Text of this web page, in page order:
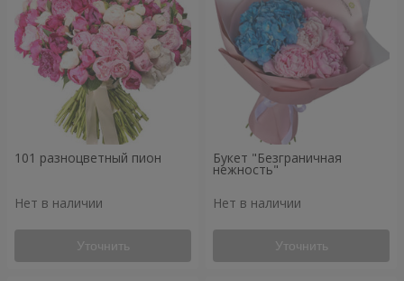
101 разноцветный пион
Нет в наличии
Уточнить
Букет "Безграничная
нежность"
Нет в наличии
Уточнить